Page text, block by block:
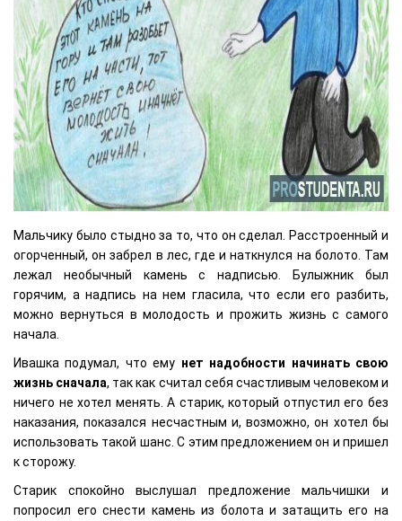
Мальчику было стыдно за то, что он сделал. Расстроенный и
огорченный, он забрел в лес, где и наткнулся на болото. Там
лежал необычный камень с надписью. Булыжник был
горячим, а надпись на нем гласила, что если его разбить,
можно вернуться в молодость и прожить жизнь с самого
начала.
Ивашка подумал, что ему нет надобности начинать свою
жизнь сначала, так как считал себя счастливым человеком и
ничего не хотел менять. А старик, который отпустил его без
наказания, показался несчастным и, возможно, он хотел бы
использовать такой шанс. С этим предложением он и пришел
к сторожу.
Старик спокойно выслушал предложение мальчишки и
попросил его снести камень из болота и затащить его на